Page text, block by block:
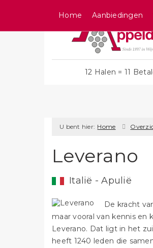
12 Halen = 11
Home Aanbiedingen
U bent hier: Home
Leverano
Italië - Apulië
De kracht
maar vooral van kennis en
Leverano. Dat ligt in het
heeft 1240 leden die